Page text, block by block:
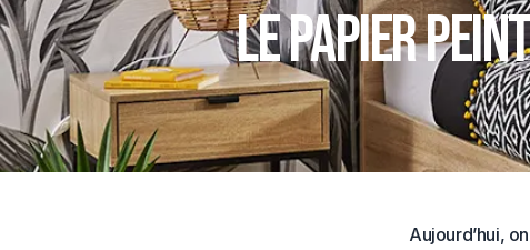
Le papier
Aujourd’hui,